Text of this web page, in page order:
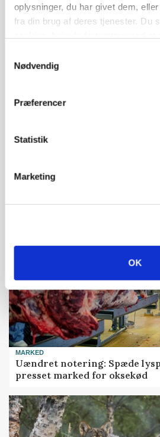
oplysninger, du har givet dem,
fra din brug af deres tjenester. Du
Nødvendig
Præferencer
Statistik
Marketing
OK
Snart kan man søge tilskud
Før såmaskinen kører: Her
skadedyrsrisici
Loading...
MARKED
Uændret notering: Spæde
presset marked for oksekød